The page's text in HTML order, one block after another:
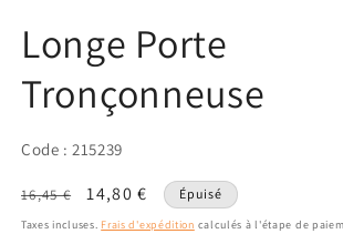
modale
Longe Porte
Tronçonneuse
Code : 215239
Prix
habituel
16,45 €
Prix
promotionnel
14,80 € Épuisé
Taxes incluses. Frais d'expédition calculés à l'étape de